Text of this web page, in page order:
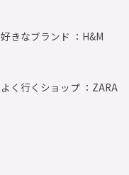
好きなブランド ： H&M
よく行くショップ ： ZARA